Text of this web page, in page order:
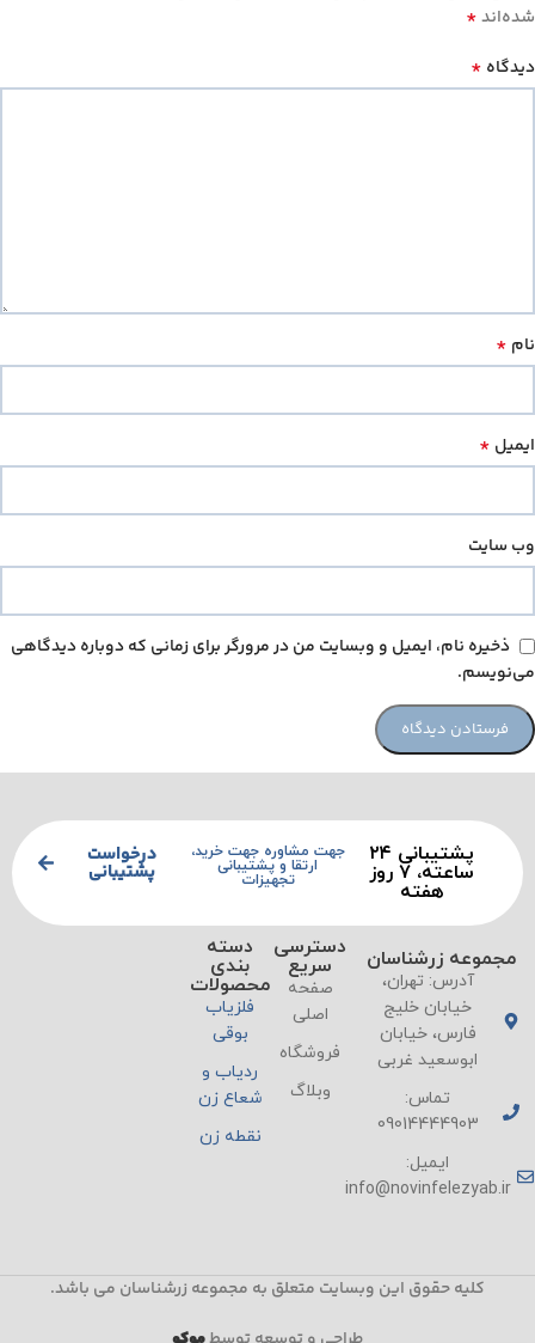
شده‌اند*
دیدگاه *
نام *
ایمیل *
وب‌ سایت
ذخیره نام، ایمیل و وبسایت من در مرورگر برای زمانی که دوباره دیدگاهی
می‌نویسم.
پشتیبانی ۲۴
ساعته، ۷ روز
هفته
جهت مشاوره جهت خرید،
ارتقا و پشتیبانی
تجهیزات
درخواست
پشتیبانی
مجموعه زرشناسان
آدرس: تهران،
خیابان خلیج
فارس، خیابان
ابوسعید غربی
تماس:
09014444903
ایمیل:
info@novinfelezyab.ir
دسترسی
سریع
صفحه
اصلی
فروشگاه
وبلاگ
دسته
بندی
محصولات
فلزیاب
بوقی
ردیاب و
شعاع زن
نقطه زن
کلیه حقوق این وبسایت متعلق به مجموعه زرشناسان می باشد.